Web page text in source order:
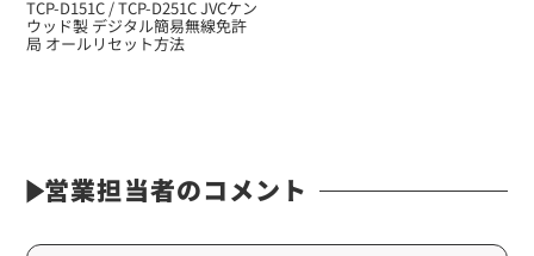
ロックスイッチイヤホンマイク
TCP-D151C / TCP-D251C JVCケン
ウッド製 デジタル簡易無線免許
局 オールリセット方法
営業担当者のコメント